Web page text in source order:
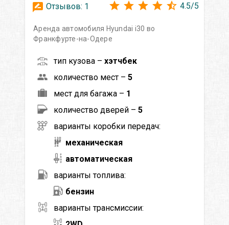
Отзывов: 1 4.5/5
Аренда автомобиля Hyundai i30 во
Франкфурте-на-Одере
тип кузова – хэтчбек
количество мест – 5
мест для багажа – 1
количество дверей – 5
варианты коробки передач:
механическая
автоматическая
варианты топлива:
бензин
варианты трансмиссии: